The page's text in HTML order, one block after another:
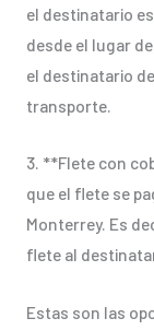
el destinatario
desde el lugar
el destinatario
transporte.
3. **Flete con
que el flete se
Monterrey. Es
flete al
Estas son las